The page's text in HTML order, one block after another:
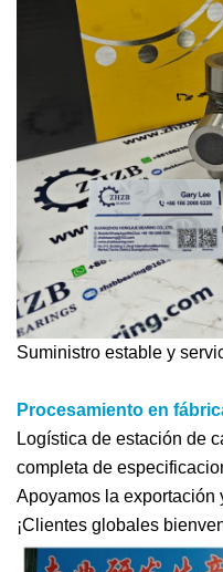
Suministro estable y
Procesamiento en
Logística de estación de
completa de
Apoyamos la exportación
¡Clientes globales